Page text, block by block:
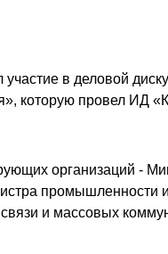
в деловой
которую провел ИД
организаций -
промышленности
и массовых